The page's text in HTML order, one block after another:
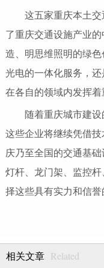
这五家重庆本土
了重庆交通设施产业
造、明思维照明的绿
光电的一体化服务，
在各自的领域内发挥着
随着重庆城市建
这些企业将继续凭借
庆乃至全国的交通基
灯杆、龙门架、监控
择这些具有实力和信誉
相关文章 Related